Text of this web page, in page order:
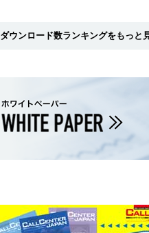
ダウンロード数ランキングをもっと